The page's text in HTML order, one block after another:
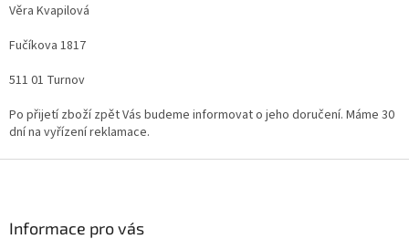
Věra Kvapilová
Fučíkova 1817
511 01 Turnov
Po přijetí zboží zpět Vás budeme informovat o jeho doručení. Máme 30
dní na vyřízení reklamace.
Informace pro vás